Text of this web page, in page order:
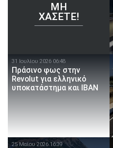
ΜΗ
ΧΆΣΕΤΕ!
31 Ιουλίου 2026 06:48
Πράσινο φως στην
Revolut για ελληνικό
υποκατάστημα και IBAN
25 Μαίου 2026 16:39